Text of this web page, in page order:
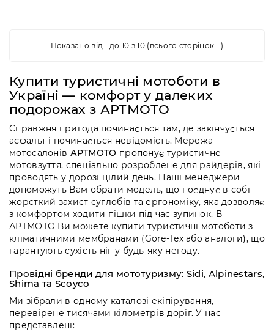
Показано від 1 до 10 з 10 (всього сторінок: 1)
Купити туристичні мотоботи в
Україні — комфорт у далеких
подорожах з АРТМОТО
Справжня пригода починається там,де закінчується
асфальт і починається невідомість. Мережа
мотосалонів АРТМОТО пропонує туристичне
мотовзуття, спеціально розроблене для райдерів, які
проводять у дорозі цілий день. Наші менеджери
допоможуть Вам обрати модель, що поєднує в собі
жорсткий захист суглобів та ергономіку, яка дозволяє
з комфортом ходити пішки під час зупинок. В
АРТМОТО Ви можете купити туристичні мотоботи з
кліматичними мембранами (Gore-Tex або аналоги), що
гарантують сухість ніг у будь-яку негоду.
Провідні бренди для мототуризму: Sidi, Alpinestars,
Shima та Scoyco
Ми зібрали в одному каталозі екіпірування,
перевірене тисячами кілометрів доріг. У нас
представлені: